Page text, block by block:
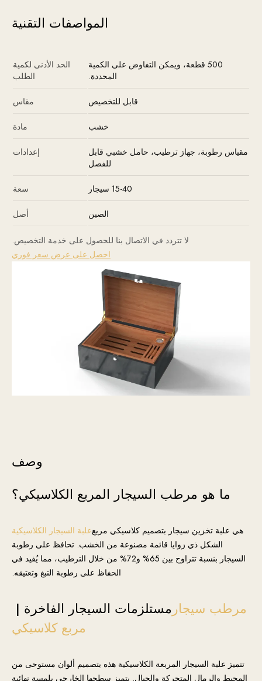
المواصفات التقنية
الحد الأدنى لكمية
الطلب
500 قطعة، ويمكن التفاوض على الكمية
المحددة.
مقاس قابل للتخصيص
مادة خشب
إعدادات
مقياس رطوبة، جهاز ترطيب، حامل خشبي قابل
للفصل
سعة 15-40 سيجار
أصل الصين
لا تتردد في الاتصال بنا للحصول على خدمة التخصيص.
احصل على عرض سعر فوري
وصف
ما هو مرطب السيجار المربع الكلاسيكي؟
علبة السيجار الكلاسيكيةهي علبة تخزين سيجار بتصميم كلاسيكي مربع
الشكل ذي زوايا قائمة مصنوعة من الخشب. تحافظ على رطوبة
السيجار بنسبة تتراوح بين 65% و72% من خلال الترطيب، مما يُفيد في
الحفاظ على رطوبة التبغ وتعتيقه.
مستلزمات السيجار الفاخرة | مرطب سيجار
مربع كلاسيكي
تتميز علبة السيجار المربعة الكلاسيكية هذه بتصميم ألوان مستوحى من
المحيط والرمال المتحركة والجبال. يتميز سطحها الخارجي بلمسة نهائية